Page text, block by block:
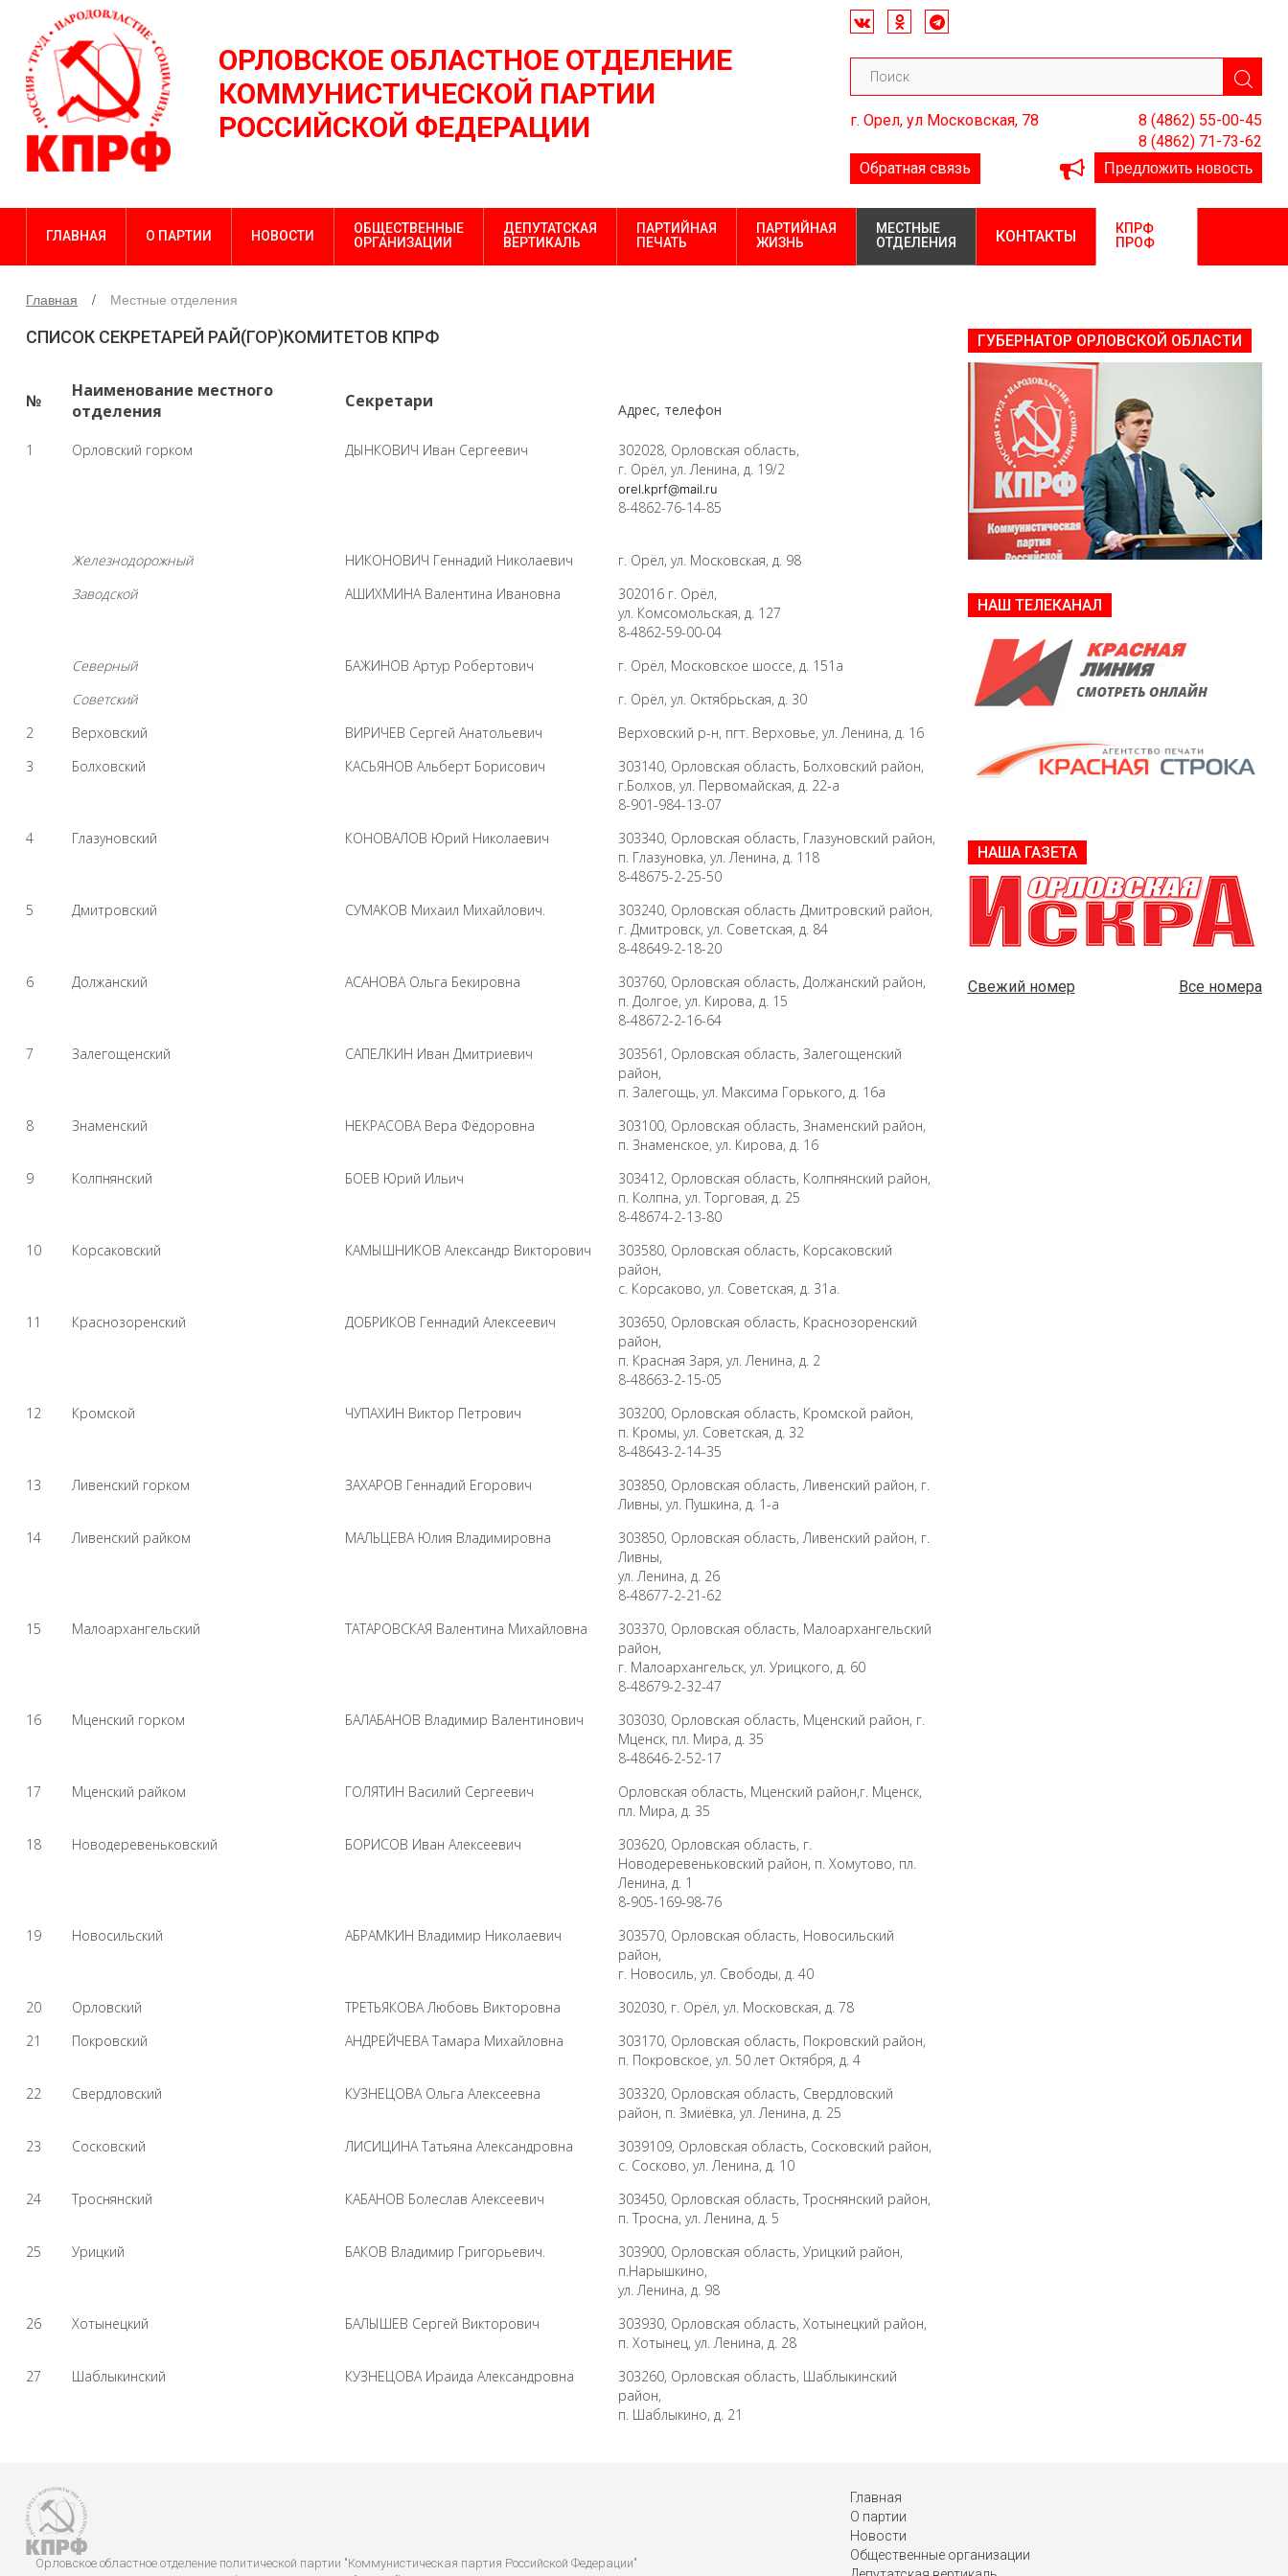
ОРЛОВСКОЕ ОБЛАСТНОЕ ОТДЕЛЕНИЕ
КОММУНИСТИЧЕСКОЙ ПАРТИИ
РОССИЙСКОЙ ФЕДЕРАЦИИ
г. Орел, ул Московская, 78
Обратная связь
8 (4862) 55-00-45
8 (4862) 71-73-62
Предложить новость
ГЛАВНАЯ О ПАРТИИ НОВОСТИ
ОБЩЕСТВЕННЫЕ
ОРГАНИЗАЦИИ
ДЕПУТАТСКАЯ
ВЕРТИКАЛЬ
ПАРТИЙНАЯ
ПЕЧАТЬ
ПАРТИЙНАЯ
ЖИЗНЬ
МЕСТНЫЕ
ОТДЕЛЕНИЯ
КОНТАКТЫ
КПРФ
ПРОФ
Главная Местные отделения
СПИСОК СЕКРЕТАРЕЙ РАЙ(ГОР)КОМИТЕТОВ КПРФ
№
Наименование местного
отделения
Секретари Адрес, телефон
1 Орловский горком ДЫНКОВИЧ Иван Сергеевич
302028, Орловская область,
г. Орёл, ул. Ленина, д. 19/2
orel.kprf@mail.ru
8-4862-76-14-85
Железнодорожный НИКОНОВИЧ Геннадий Николаевич
г. Орёл, ул. Московская, д. 98
Заводской
АШИХМИНА Валентина Ивановна
302016 г. Орёл,
ул. Комсомольская, д. 127
8-4862-59-00-04
Северный
БАЖИНОВ Артур Робертович
г. Орёл, Московское шоссе, д. 151а
Советский
г. Орёл, ул. Октябрьская, д. 30
2
Верховский ВИРИЧЕВ Сергей Анатольевич
Верховский р-н, пгт. Верховье, ул. Ленина, д. 16
3
Болховский КАСЬЯНОВ Альберт Борисович
303140, Орловская область, Болховский район,
г.Болхов, ул. Первомайская, д. 22-а
8-901-984-13-07
4
Глазуновский КОНОВАЛОВ Юрий Николаевич
303340, Орловская область, Глазуновский район,
п. Глазуновка, ул. Ленина, д. 118
8-48675-2-25-50
5
Дмитровский СУМАКОВ Михаил Михайлович.
303240, Орловская область Дмитровский район,
г. Дмитровск, ул. Советская, д. 84
8-48649-2-18-20
6
Должанский АСАНОВА Ольга Бекировна
303760, Орловская область, Должанский район,
п. Долгое, ул. Кирова, д. 15
8-48672-2-16-64
7
Залегощенский САПЕЛКИН Иван Дмитриевич
303561, Орловская область, Залегощенский
район,
п. Залегощь, ул. Максима Горького, д. 16а
8
Знаменский НЕКРАСОВА Вера Фёдоровна
303100, Орловская область, Знаменский район,
п. Знаменское, ул. Кирова, д. 16
9
Колпнянский БОЕВ Юрий Ильич
303412, Орловская область, Колпнянский район,
п. Колпна, ул. Торговая, д. 25
8-48674-2-13-80
10
Корсаковский КАМЫШНИКОВ Александр Викторович
303580, Орловская область, Корсаковский
район,
с. Корсаково, ул. Советская, д. 31а.
11
Краснозоренский ДОБРИКОВ Геннадий Алексеевич
303650, Орловская область, Краснозоренский
район,
п. Красная Заря, ул. Ленина, д. 2
8-48663-2-15-05
12
Кромской ЧУПАХИН Виктор Петрович
303200, Орловская область, Кромской район,
п. Кромы, ул. Советская, д. 32
8-48643-2-14-35
13
Ливенский горком ЗАХАРОВ Геннадий Егорович
303850, Орловская область, Ливенский район, г.
Ливны, ул. Пушкина, д. 1-а
14
Ливенский райком МАЛЬЦЕВА Юлия Владимировна
303850, Орловская область, Ливенский район, г.
Ливны,
ул. Ленина, д. 26
8-48677-2-21-62
15
Малоархангельский ТАТАРОВСКАЯ Валентина Михайловна
303370, Орловская область, Малоархангельский
район,
г. Малоархангельск, ул. Урицкого, д. 60
8-48679-2-32-47
16
Мценский горком БАЛАБАНОВ Владимир Валентинович
303030, Орловская область, Мценский район, г.
Мценск, пл. Мира, д. 35
8-48646-2-52-17
17
Мценский райком ГОЛЯТИН Василий Сергеевич
Орловская область, Мценский район,г. Мценск,
пл. Мира, д. 35
18
Новодеревеньковский БОРИСОВ Иван Алексеевич
303620, Орловская область, г.
Новодеревеньковский район, п. Хомутово, пл.
Ленина, д. 1
8-905-169-98-76
19
Новосильский АБРАМКИН Владимир Николаевич
303570, Орловская область, Новосильский
район,
г. Новосиль, ул. Свободы, д. 40
20
Орловский ТРЕТЬЯКОВА Любовь Викторовна
302030, г. Орёл, ул. Московская, д. 78
21
Покровский АНДРЕЙЧЕВА Тамара Михайловна
303170, Орловская область, Покровский район,
п. Покровское, ул. 50 лет Октября, д. 4
22
Свердловский КУЗНЕЦОВА Ольга Алексеевна
303320, Орловская область, Свердловский
район, п. Змиёвка, ул. Ленина, д. 25
23
Сосковский ЛИСИЦИНА Татьяна Александровна
3039109, Орловская область, Сосковский район,
с. Сосково, ул. Ленина, д. 10
24
Троснянский КАБАНОВ Болеслав Алексеевич
303450, Орловская область, Троснянский район,
п. Тросна, ул. Ленина, д. 5
25
Урицкий БАКОВ Владимир Григорьевич.
303900, Орловская область, Урицкий район,
п.Нарышкино,
ул. Ленина, д. 98
26
Хотынецкий БАЛЫШЕВ Сергей Викторович
303930, Орловская область, Хотынецкий район,
п. Хотынец, ул. Ленина, д. 28
27
Шаблыкинский КУЗНЕЦОВА Ираида Александровна
303260, Орловская область, Шаблыкинский
район,
п. Шаблыкино, д. 21
ГУБЕРНАТОР ОРЛОВСКОЙ ОБЛАСТИ
НАШ ТЕЛЕКАНАЛ
НАША ГАЗЕТА
Свежий номер Все номера
Орловское областное отделение политической партии "Коммунистическая партия Российской Федерации"
Главная
О партии
Новости
Общественные организации